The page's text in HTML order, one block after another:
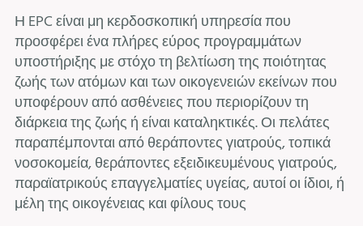
Η EPC είναι μη κερδοσκοπική υπηρεσία που
προσφέρει ένα πλήρες εύρος προγραμμάτων
υποστήριξης με στόχο τη βελτίωση της ποιότητας
ζωής των ατόμων και των οικογενειών εκείνων που
υποφέρουν από ασθένειες που περιορίζουν τη
διάρκεια της ζωής ή είναι καταληκτικές. Οι πελάτες
παραπέμπονται από θεράποντες γιατρούς, τοπικά
νοσοκομεία, θεράποντες εξειδικευμένους γιατρούς,
παραϊατρικούς επαγγελματίες υγείας, αυτοί οι ίδιοι, ή
μέλη της οικογένειας και φίλους τους